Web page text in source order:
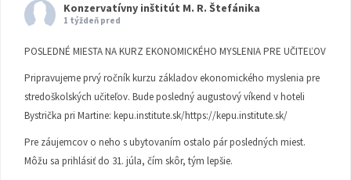
Konzervatívny inštitút M. R. Štefánika
1 týždeň pred
POSLEDNÉ MIESTA NA KURZ EKONOMICKÉHO MYSLENIA PRE UČITEĽOV
Pripravujeme prvý ročník kurzu základov ekonomického myslenia pre
stredoškolských učiteľov. Bude posledný augustový víkend v hoteli
Bystrička pri Martine: kepu.institute.sk/https://kepu.institute.sk/
Pre záujemcov o neho s ubytovaním ostalo pár posledných miest.
Môžu sa prihlásiť do 31. júla, čím skôr, tým lepšie.